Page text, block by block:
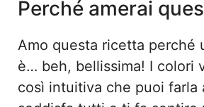
Perché amerai
Amo questa ricetta perché
è… beh, bellissima! I colori
così intuitiva che puoi farla